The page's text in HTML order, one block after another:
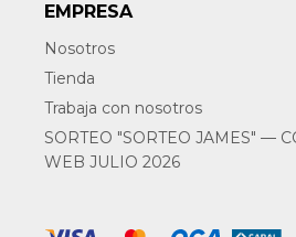
EMPRESA
Nosotros
Tienda
Trabaja con nosotros
SORTEO "SORTEO JAMES" —
WEB JULIO 2026